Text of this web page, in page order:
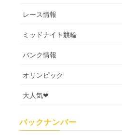
レース情報
ミッドナイト競輪
バンク情報
オリンピック
大人気❤
バックナンバー